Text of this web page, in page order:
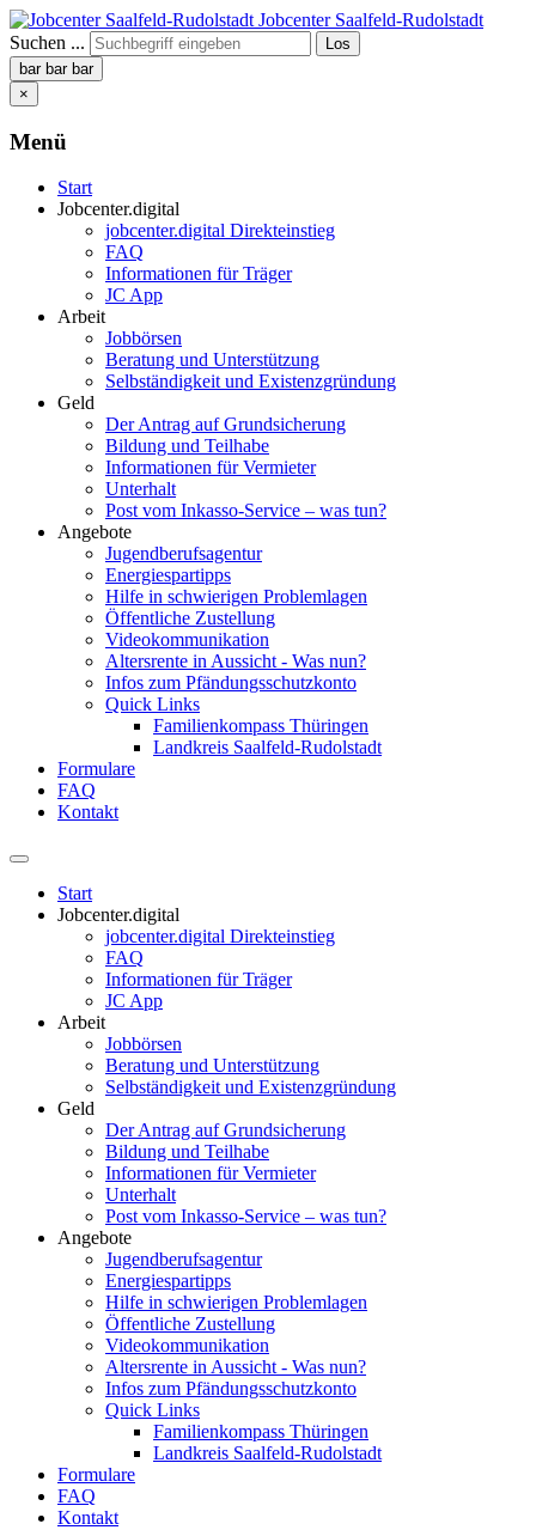
Jobcenter Saalfeld-Rudolstadt
Suchen ...
Los
bar bar bar
×
Menü
Start
Jobcenter.digital
jobcenter.digital Direkteinstieg
FAQ
Informationen für Träger
JC App
Arbeit
Jobbörsen
Beratung und Unterstützung
Selbständigkeit und Existenzgründung
Geld
Der Antrag auf Grundsicherung
Bildung und Teilhabe
Informationen für Vermieter
Unterhalt
Post vom Inkasso-Service – was tun?
Angebote
Jugendberufsagentur
Energiespartipps
Hilfe in schwierigen Problemlagen
Öffentliche Zustellung
Videokommunikation
Altersrente in Aussicht - Was nun?
Infos zum Pfändungsschutzkonto
Quick Links
Familienkompass Thüringen
Landkreis Saalfeld-Rudolstadt
Formulare
FAQ
Kontakt
Start
Jobcenter.digital
jobcenter.digital Direkteinstieg
FAQ
Informationen für Träger
JC App
Arbeit
Jobbörsen
Beratung und Unterstützung
Selbständigkeit und Existenzgründung
Geld
Der Antrag auf Grundsicherung
Bildung und Teilhabe
Informationen für Vermieter
Unterhalt
Post vom Inkasso-Service – was tun?
Angebote
Jugendberufsagentur
Energiespartipps
Hilfe in schwierigen Problemlagen
Öffentliche Zustellung
Videokommunikation
Altersrente in Aussicht - Was nun?
Infos zum Pfändungsschutzkonto
Quick Links
Familienkompass Thüringen
Landkreis Saalfeld-Rudolstadt
Formulare
FAQ
Kontakt